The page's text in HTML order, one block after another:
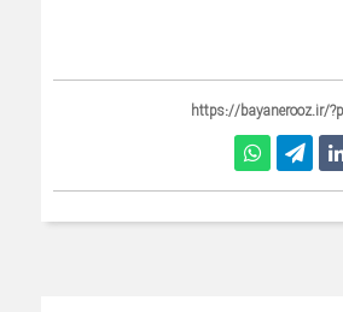
https://bayanerooz.ir/